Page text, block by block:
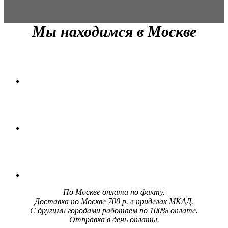
Мы находимся в Москве
По Москве оплата по факту.
Доставка по Москве 700 р. в приделах МКАД.
С другими городами работаем по 100% оплате.
Отправка в день оплаты.